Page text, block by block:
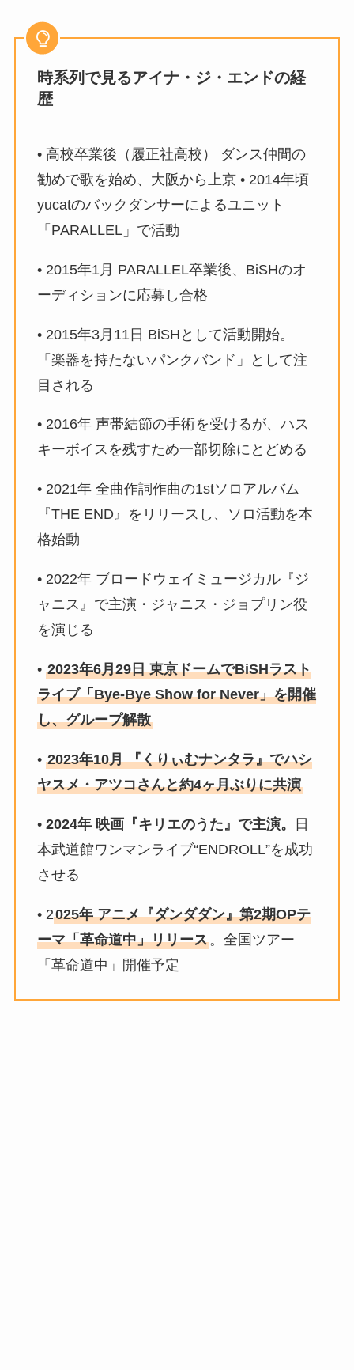
時系列で見るアイナ・ジ・エンドの経
歴
• 高校卒業後（履正社高校） ダンス仲間の
勧めで歌を始め、大阪から上京 • 2014年頃
yucatのバックダンサーによるユニット
「PARALLEL」で活動
• 2015年1月 PARALLEL卒業後、BiSHのオ
ーディションに応募し合格
• 2015年3月11日 BiSHとして活動開始。
「楽器を持たないパンクバンド」として注
目される
• 2016年 声帯結節の手術を受けるが、ハス
キーボイスを残すため一部切除にとどめる
• 2021年 全曲作詞作曲の1stソロアルバム
『THE END』をリリースし、ソロ活動を本
格始動
• 2022年 ブロードウェイミュージカル『ジ
ャニス』で主演・ジャニス・ジョプリン役
を演じる
• 2023年6月29日 東京ドームでBiSHラスト
ライブ「Bye-Bye Show for Never」を開催
し、グループ解散
• 2023年10月 『くりぃむナンタラ』でハシ
ヤスメ・アツコさんと約4ヶ月ぶりに共演
• 2024年 映画『キリエのうた』で主演。
日
本武道館ワンマンライブ“ENDROLL”を成功
させる
• 2025年 アニメ『ダンダダン』第2期OPテ
ーマ「革命道中」リリース。全国ツアー
「革命道中」開催予定